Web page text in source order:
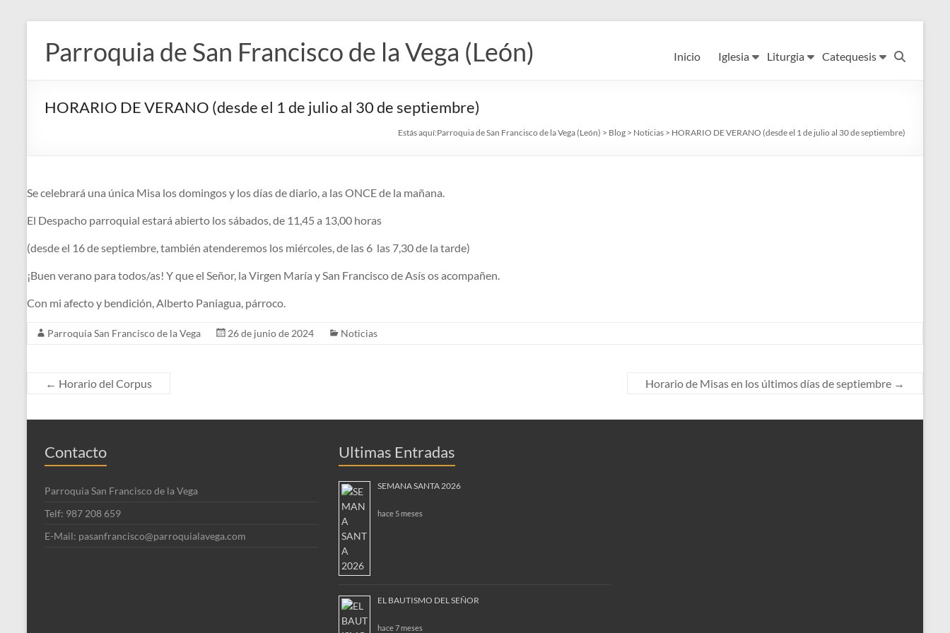
contenido
Parroquia de San Francisco de la Vega (León) Inicio Iglesia Liturgia Catequesis
HORARIO DE VERANO (desde el 1 de julio al 30 de septiembre)
Estás aquí:Parroquia de San Francisco de la Vega (León) > Blog > Noticias > HORARIO DE VERANO (desde el 1 de julio al 30 de septiembre)
Se celebrará una única Misa los domingos y los días de diario, a las ONCE de la mañana.
El Despacho parroquial estará abierto los sábados, de 11,45 a 13,00 horas
(desde el 16 de septiembre, también atenderemos los miércoles, de las 6 las 7,30 de la tarde)
¡Buen verano para todos/as! Y que el Señor, la Virgen María y San Francisco de Asís os acompañen.
Con mi afecto y bendición, Alberto Paniagua, párroco.
Parroquia San Francisco de la Vega 26 de junio de 2024 Noticias
← Horario del Corpus Horario de Misas en los últimos días de septiembre →
Contacto
Parroquia San Francisco de la Vega
Telf: 987 208 659
E-Mail: pasanfrancisco@parroquialavega.com
Ultimas Entradas
SEMANA SANTA 2026
hace 5 meses
EL BAUTISMO DEL SEÑOR
hace 7 meses